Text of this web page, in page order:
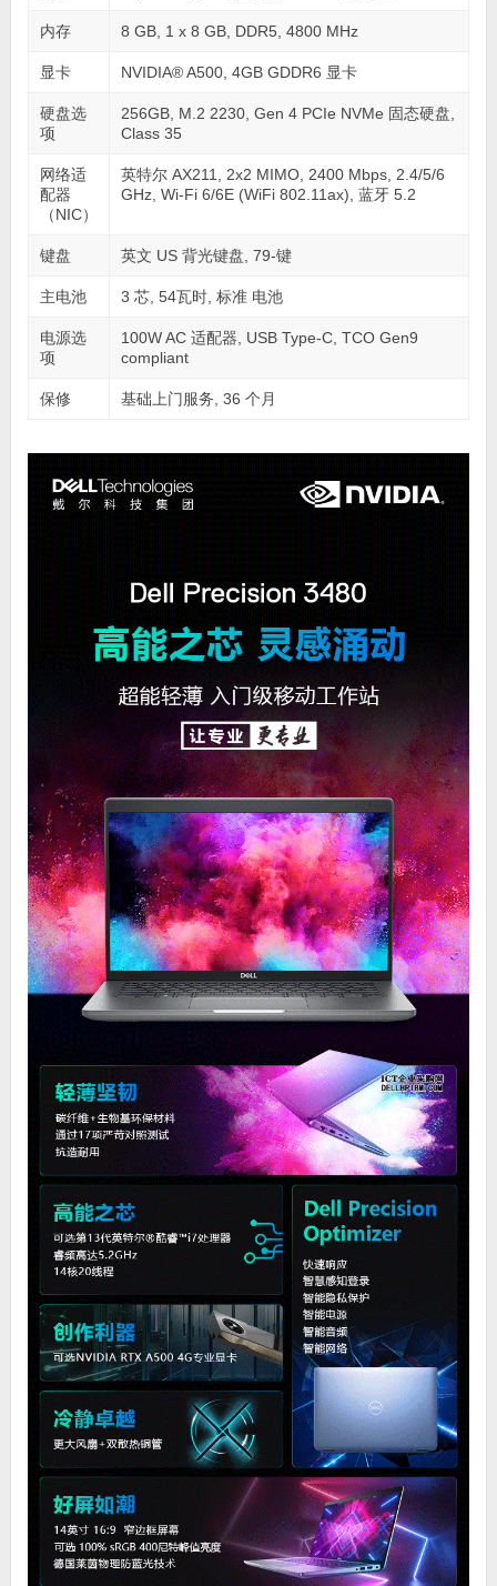
内存 8 GB, 1 x 8 GB, DDR5, 4800 MHz
显卡 NVIDIA® A500, 4GB GDDR6 显卡
硬盘选
项
256GB, M.2 2230, Gen 4 PCIe NVMe 固态硬盘,
Class 35
网络适
配器
（NIC）
英特尔 AX211, 2x2 MIMO, 2400 Mbps, 2.4/5/6
GHz, Wi-Fi 6/6E (WiFi 802.11ax), 蓝牙 5.2
键盘 英文 US 背光键盘, 79-键
主电池 3 芯, 54瓦时, 标准 电池
电源选
项
100W AC 适配器, USB Type-C, TCO Gen9
compliant
保修 基础上门服务, 36 个月